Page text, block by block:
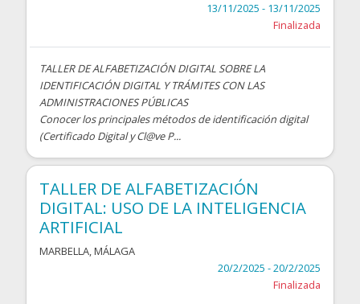
13/11/2025 - 13/11/2025
Finalizada
TALLER DE ALFABETIZACIÓN DIGITAL SOBRE LA
IDENTIFICACIÓN DIGITAL Y TRÁMITES CON LAS
ADMINISTRACIONES PÚBLICAS
Conocer los principales métodos de identificación digital
(Certificado Digital y Cl@ve P...
TALLER DE ALFABETIZACIÓN
DIGITAL: USO DE LA INTELIGENCIA
ARTIFICIAL
MARBELLA,MÁLAGA
20/2/2025 - 20/2/2025
Finalizada